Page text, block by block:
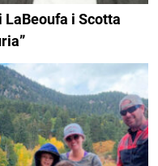
LaBeoufa i Scotta